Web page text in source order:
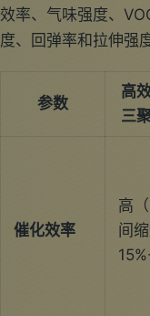
效率、气味强度、
度、回弹率和拉伸强
参数
高
三
催化效率
高
间